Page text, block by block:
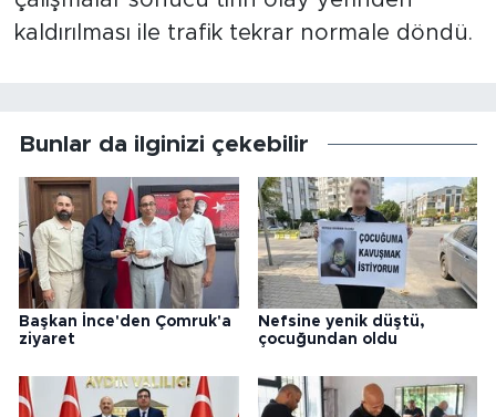
kaldırılması ile trafik tekrar normale döndü.
Bunlar da ilginizi çekebilir
Başkan İnce'den Çomruk'a
ziyaret
Nefsine yenik düştü,
çocuğundan oldu